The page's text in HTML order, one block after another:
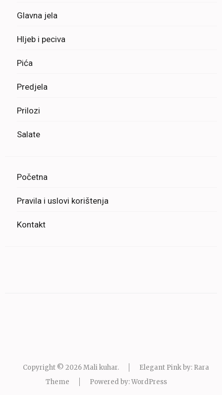
Glavna jela
Hljeb i peciva
Pića
Predjela
Prilozi
Salate
Početna
Pravila i uslovi korištenja
Kontakt
Copyright © 2026Mali kuhar.
Elegant Pink by: Rara
Theme
Powered by:WordPress